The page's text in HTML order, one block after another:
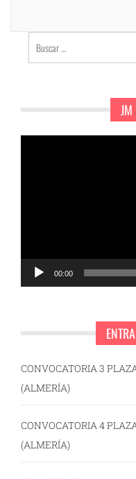
Buscar:
00:00
CONVOCATORIA 3
(ALMERÍA)
CONVOCATORIA 4
(ALMERÍA)